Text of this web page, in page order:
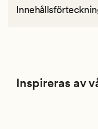
Inspireras av